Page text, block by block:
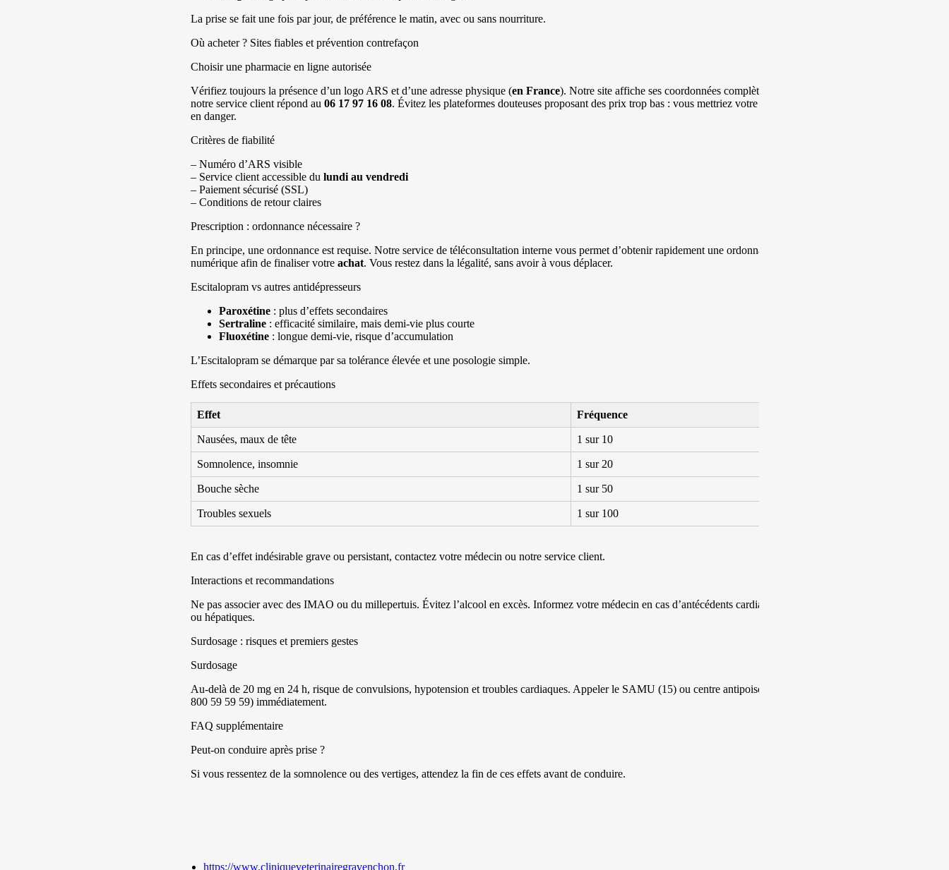
La prise se fait une fois par jour, de préférence le matin, avec ou sans nourriture.
Où acheter ? Sites fiables et prévention contrefaçon
Choisir une pharmacie en ligne autorisée
Vérifiez toujours la présence d’un logo ARS et d’une adresse physique (en France). Notre site affiche ses coordonnées complètes et
notre service client répond au 06 17 97 16 08. Évitez les plateformes douteuses proposant des prix trop bas : vous mettriez votre santé
en danger.
Critères de fiabilité
– Numéro d’ARS visible
– Service client accessible du lundi au vendredi
– Paiement sécurisé (SSL)
– Conditions de retour claires
Prescription : ordonnance nécessaire ?
En principe, une ordonnance est requise. Notre service de téléconsultation interne vous permet d’obtenir rapidement une ordonnance
numérique afin de finaliser votre achat. Vous restez dans la légalité, sans avoir à vous déplacer.
Escitalopram vs autres antidépresseurs
Paroxétine: plus d’effets secondaires
Sertraline: efficacité similaire, mais demi-vie plus courte
Fluoxétine: longue demi-vie, risque d’accumulation
L’Escitalopram se démarque par sa tolérance élevée et une posologie simple.
Effets secondaires et précautions
Effet Fréquence
Nausées, maux de tête 1 sur 10
Somnolence, insomnie 1 sur 20
Bouche sèche 1 sur 50
Troubles sexuels 1 sur 100
En cas d’effet indésirable grave ou persistant, contactez votre médecin ou notre service client.
Interactions et recommandations
Ne pas associer avec des IMAO ou du millepertuis. Évitez l’alcool en excès. Informez votre médecin en cas d’antécédents cardiaques
ou hépatiques.
Surdosage : risques et premiers gestes
Surdosage
Au-delà de 20 mg en 24 h, risque de convulsions, hypotension et troubles cardiaques. Appeler le SAMU (15) ou centre antipoison (0
800 59 59 59) immédiatement.
FAQ supplémentaire
Peut-on conduire après prise ?
Si vous ressentez de la somnolence ou des vertiges, attendez la fin de ces effets avant de conduire.
https://www.cliniqueveterinairegravenchon.fr